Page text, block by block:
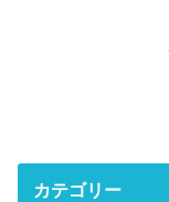
カテゴリー